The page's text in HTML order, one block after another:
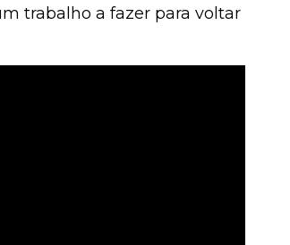
trabalho a fazer para voltar